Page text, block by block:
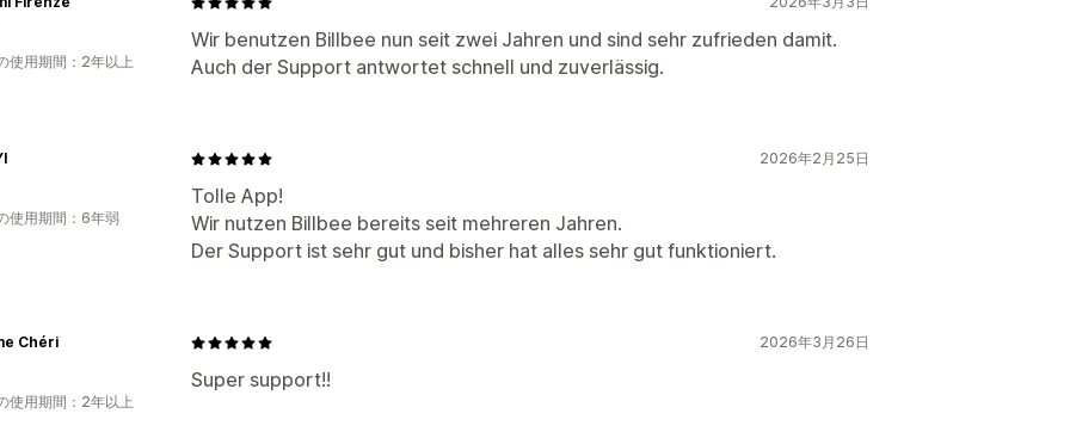
Wir benutzen Billbee nun seit zwei Jahren und sind sehr zufrieden damit.
Auch der Support antwortet schnell und zuverlässig.
使用期間：2年以上
2026年2月25日
Tolle App!
Wir nutzen Billbee bereits seit mehreren Jahren.
Der Support ist sehr gut und bisher hat alles sehr gut funktioniert.
使用期間：6年弱
2026年3月26日
Super support!!
Chéri
使用期間：2年以上